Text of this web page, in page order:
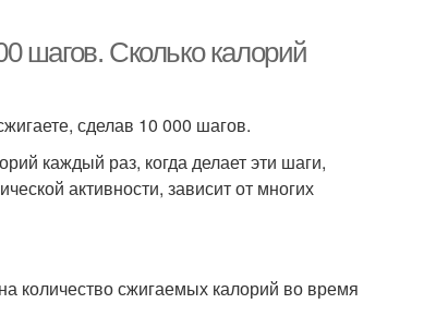
шагов. Сколько калорий
сделав 10 000 шагов.
каждый раз, когда делает эти шаги,
активности, зависит от многих
количество сжигаемых калорий во время